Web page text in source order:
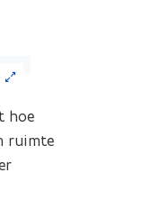
hoe
ruimte